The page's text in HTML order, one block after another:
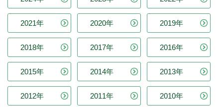
2021年 2020年 2019年
2018年 2017年 2016年
2015年 2014年 2013年
2012年 2011年 2010年